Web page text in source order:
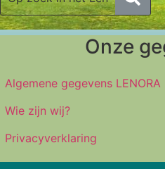
Onze
Algemene gegevens LENORA
Wie zijn wij?
Privacyverklaring